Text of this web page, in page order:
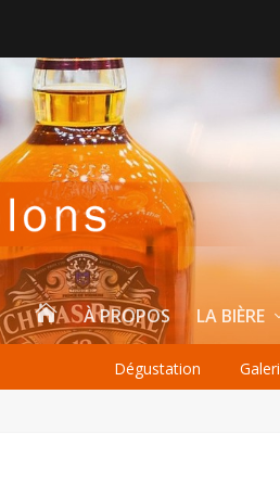
 À PROPOS LA BIÈRE
Dégustation